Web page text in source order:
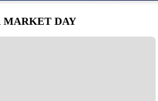
MARKET DAY
tua murid mengadakan kegiatan Market